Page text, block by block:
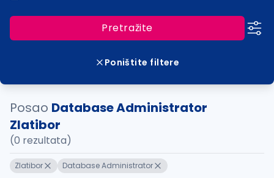
Pretražite
Poništite filtere
Posao Database Administrator
Zlatibor
(0 rezultata)
Zlatibor Database Administrator